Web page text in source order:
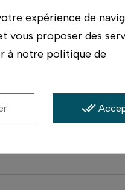
correspond bien à
photographes qui
expérience de
vous proposer des
à notre politique de
done_all